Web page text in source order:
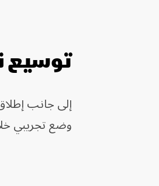
توسيع
إلى جانب
وضع تجريبي